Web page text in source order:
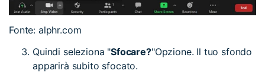
Fonte: alphr.com
Quindi seleziona "Sfocare?"Opzione. Il tuo sfondo
apparirà subito sfocato.